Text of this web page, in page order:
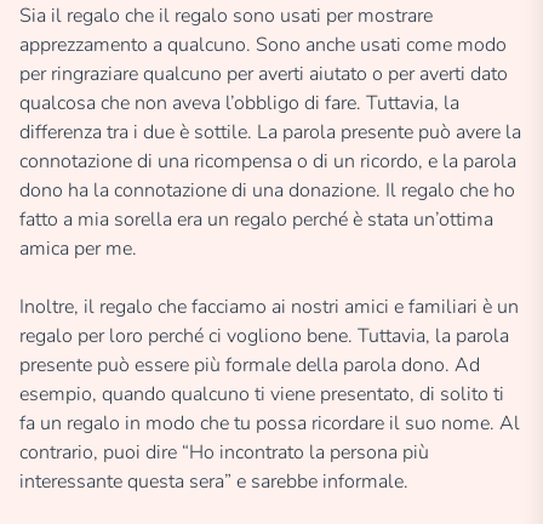
Sia il regalo che il regalo sono usati per mostrare
apprezzamento a qualcuno. Sono anche usati come modo
per ringraziare qualcuno per averti aiutato o per averti dato
qualcosa che non aveva l’obbligo di fare. Tuttavia, la
differenza tra i due è sottile. La parola presente può avere la
connotazione di una ricompensa o di un ricordo, e la parola
dono ha la connotazione di una donazione. Il regalo che ho
fatto a mia sorella era un regalo perché è stata un’ottima
amica per me.
Inoltre, il regalo che facciamo ai nostri amici e familiari è un
regalo per loro perché ci vogliono bene. Tuttavia, la parola
presente può essere più formale della parola dono. Ad
esempio, quando qualcuno ti viene presentato, di solito ti
fa un regalo in modo che tu possa ricordare il suo nome. Al
contrario, puoi dire “Ho incontrato la persona più
interessante questa sera” e sarebbe informale.